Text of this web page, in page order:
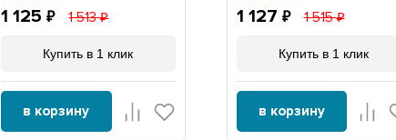
1 125 1 513
Купить в 1 клик
в корзину
1 127 1 515
Купить в 1 клик
в корзину